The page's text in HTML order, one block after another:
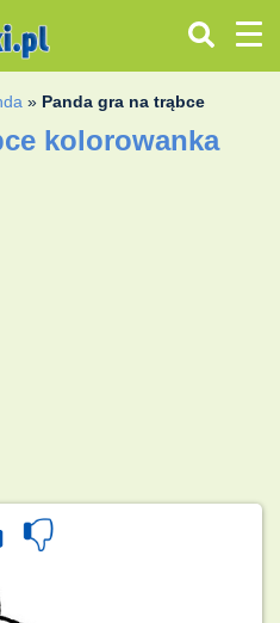
» Panda gra na trąbce
kolorowanka